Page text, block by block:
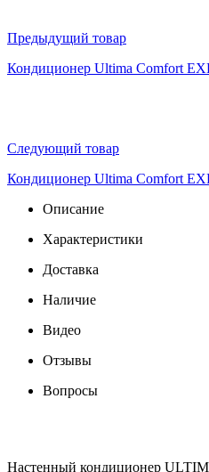
Предыдущий товар
Кондиционер Ultima Comfort
Следующий товар
Кондиционер Ultima Comfort
Описание
Характеристики
Доставка
Наличие
Видео
Отзывы
Вопросы
Настенный кондиционер